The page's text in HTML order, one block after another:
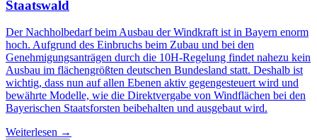
Staatswald
Der Nachholbedarf beim Ausbau der Windkraft ist in Bayern enorm
hoch. Aufgrund des Einbruchs beim Zubau und bei den
Genehmigungsanträgen durch die 10H-Regelung findet nahezu kein
Ausbau im flächengrößten deutschen Bundesland statt. Deshalb ist
wichtig, dass nun auf allen Ebenen aktiv gegengesteuert wird und
bewährte Modelle, wie die Direktvergabe von Windflächen bei den
Bayerischen Staatsforsten beibehalten und ausgebaut wird.
Weiterlesen →